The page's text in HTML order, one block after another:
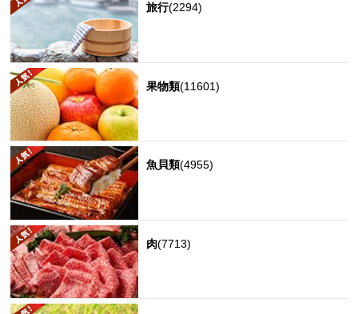
旅行(2294)
果物類(11601)
魚貝類(4955)
肉(7713)